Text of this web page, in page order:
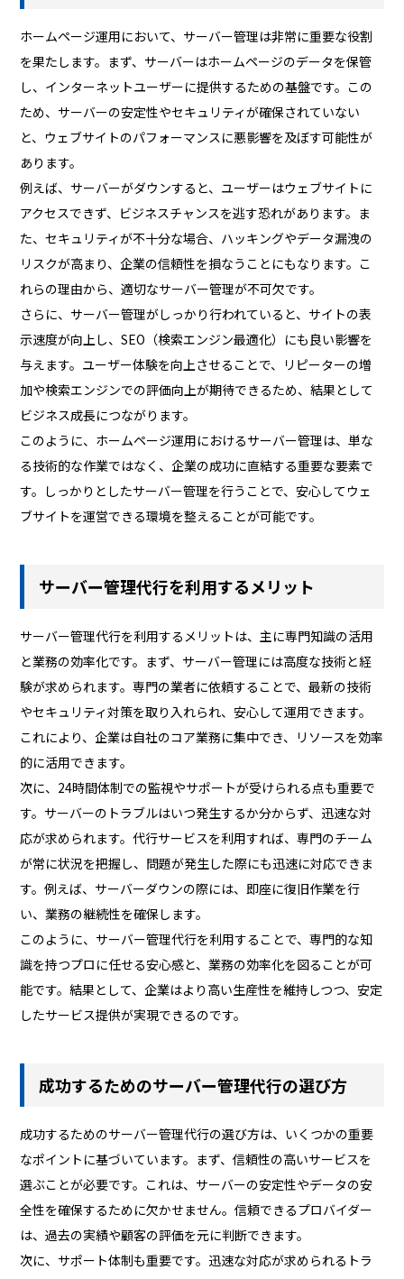
ホームページ運用において、サーバー管理は非常に重要な役割
を果たします。まず、サーバーはホームページのデータを保管
し、インターネットユーザーに提供するための基盤です。この
ため、サーバーの安定性やセキュリティが確保されていない
と、ウェブサイトのパフォーマンスに悪影響を及ぼす可能性が
あります。
例えば、サーバーがダウンすると、ユーザーはウェブサイトに
アクセスできず、ビジネスチャンスを逃す恐れがあります。ま
た、セキュリティが不十分な場合、ハッキングやデータ漏洩の
リスクが高まり、企業の信頼性を損なうことにもなります。こ
れらの理由から、適切なサーバー管理が不可欠です。
さらに、サーバー管理がしっかり行われていると、サイトの表
示速度が向上し、SEO（検索エンジン最適化）にも良い影響を
与えます。ユーザー体験を向上させることで、リピーターの増
加や検索エンジンでの評価向上が期待できるため、結果として
ビジネス成長につながります。
このように、ホームページ運用におけるサーバー管理は、単な
る技術的な作業ではなく、企業の成功に直結する重要な要素で
す。しっかりとしたサーバー管理を行うことで、安心してウェ
ブサイトを運営できる環境を整えることが可能です。
サーバー管理代行を利用するメリット
サーバー管理代行を利用するメリットは、主に専門知識の活用
と業務の効率化です。まず、サーバー管理には高度な技術と経
験が求められます。専門の業者に依頼することで、最新の技術
やセキュリティ対策を取り入れられ、安心して運用できます。
これにより、企業は自社のコア業務に集中でき、リソースを効率
的に活用できます。
次に、24時間体制での監視やサポートが受けられる点も重要で
す。サーバーのトラブルはいつ発生するか分からず、迅速な対
応が求められます。代行サービスを利用すれば、専門のチーム
が常に状況を把握し、問題が発生した際にも迅速に対応できま
す。例えば、サーバーダウンの際には、即座に復旧作業を行
い、業務の継続性を確保します。
このように、サーバー管理代行を利用することで、専門的な知
識を持つプロに任せる安心感と、業務の効率化を図ることが可
能です。結果として、企業はより高い生産性を維持しつつ、安定
したサービス提供が実現できるのです。
成功するためのサーバー管理代行の選び方
成功するためのサーバー管理代行の選び方は、いくつかの重要
なポイントに基づいています。まず、信頼性の高いサービスを
選ぶことが必要です。これは、サーバーの安定性やデータの安
全性を確保するために欠かせません。信頼できるプロバイダー
は、過去の実績や顧客の評価を元に判断できます。
次に、サポート体制も重要です。迅速な対応が求められるトラ